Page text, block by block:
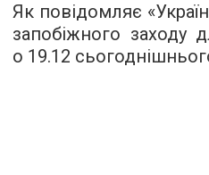
Як повідомляє «
запобіжного заходу
о 19.12